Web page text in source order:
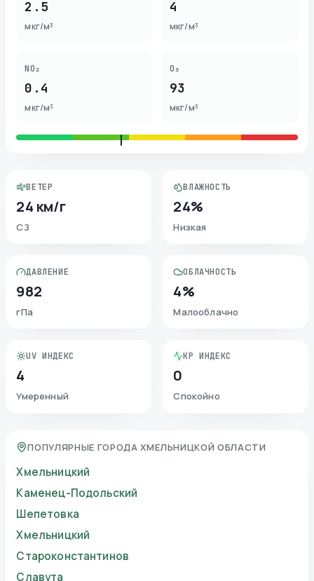
2.5
мкг/м³
4
мкг/м³
NO₂
0.4
мкг/м³
O₃
93
мкг/м³
ВЕТЕР
24 км/г
СЗ
ВЛАЖНОСТЬ
24%
Низкая
ДАВЛЕНИЕ
982
гПа
ОБЛАЧНОСТЬ
4%
Малооблачно
UV ИНДЕКС
4
Умеренный
KP ИНДЕКС
0
Спокойно
ПОПУЛЯРНЫЕ ГОРОДА ХМЕЛЬНИЦКОЙ ОБЛАСТИ
Хмельницкий
Каменец-Подольский
Шепетовка
Хмельницкий
Староконстантинов
Славута